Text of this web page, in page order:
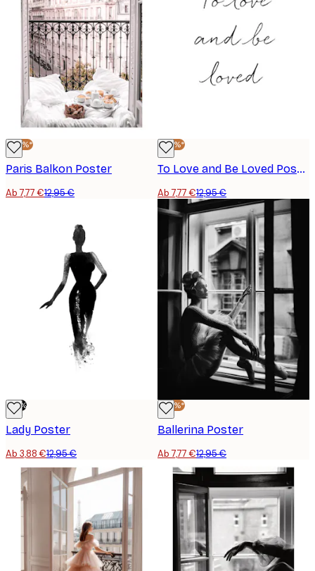
-40%*
Paris Balkon Poster
Ab 7,77 €12,95 €
-40%*
To Love and Be Loved Poster
Ab 7,77 €12,95 €
-70%
Lady Poster
Ab 3,88 €12,95 €
-40%*
Ballerina Poster
Ab 7,77 €12,95 €